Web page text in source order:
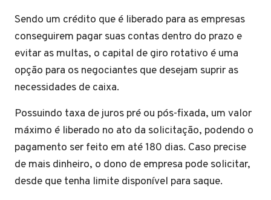
Sendo um crédito que é liberado para as empresas
conseguirem pagar suas contas dentro do prazo e
evitar as multas, o capital de giro rotativo é uma
opção para os negociantes que desejam suprir as
necessidades de caixa.
Possuindo taxa de juros pré ou pós-fixada, um valor
máximo é liberado no ato da solicitação, podendo o
pagamento ser feito em até 180 dias. Caso precise
de mais dinheiro, o dono de empresa pode solicitar,
desde que tenha limite disponível para saque.